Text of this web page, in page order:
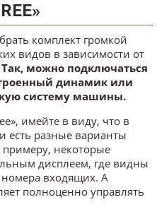
комплект громкой
видов в зависимости от
Так, можно подключаться
динамик или
систему машины.
имейте в виду, что в
есть разные варианты
некоторые
дисплеем, где видны
входящих. А
полноценно управлять